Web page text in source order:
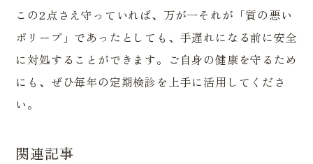
この2点さえ守っていれば、万が一それが「質の悪い
ポリープ」であったとしても、手遅れになる前に安全
に対処することができます。ご自身の健康を守るため
にも、ぜひ毎年の定期検診を上手に活用してくださ
い。
関連記事